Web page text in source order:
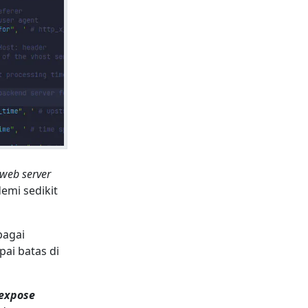
web server
sedikit
batas di